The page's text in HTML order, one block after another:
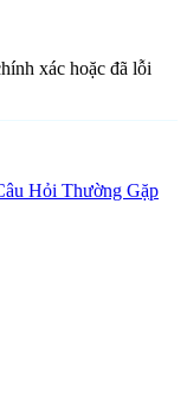
xác hoặc đã lỗi
Hỏi Thường Gặp